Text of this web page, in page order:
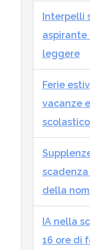
Interpelli
leggere
Ferie
vacanze
scolastico
della
IA nella
16 ore di